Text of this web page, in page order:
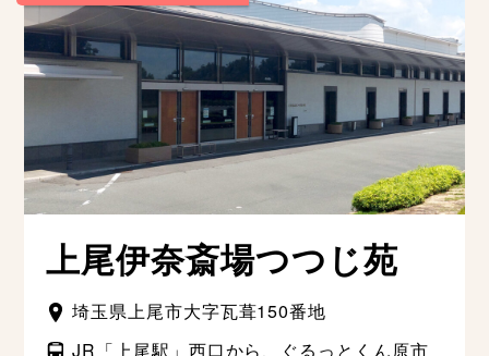
上尾伊奈斎場つつじ苑
埼玉県上尾市大字瓦葺150番地
JR「上尾駅」西口から、ぐるっとくん原市